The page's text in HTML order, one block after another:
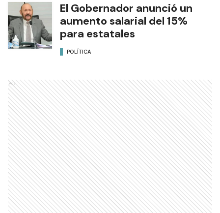
El Gobernador anunció un
aumento salarial del 15%
para estatales
POLÍTICA
Ads